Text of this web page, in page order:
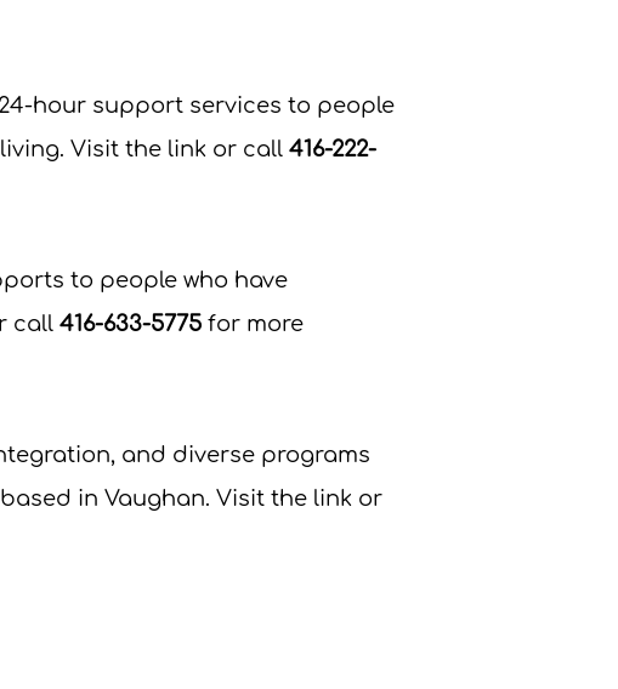
hour support services to people
Visit the link or call 416-222-
to people who have
call 416-633-5775 for more
and diverse programs
in Vaughan. Visit the link or